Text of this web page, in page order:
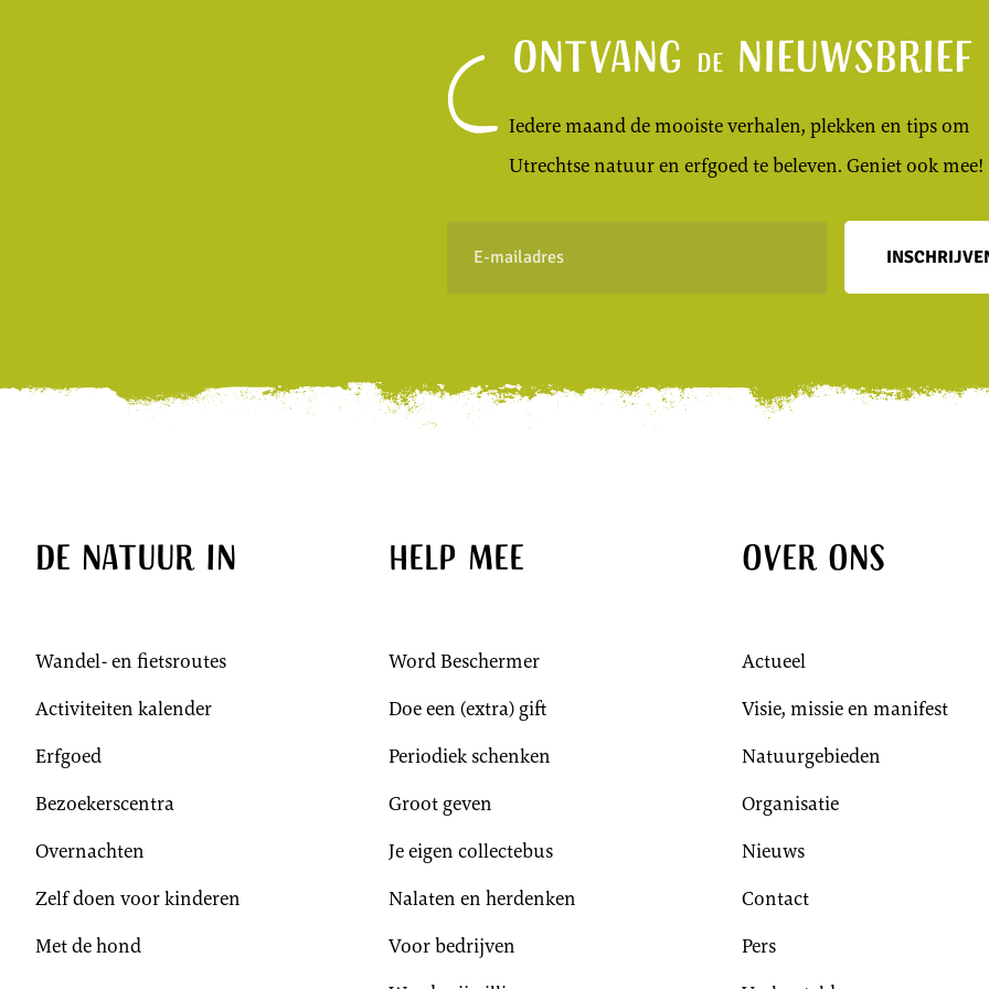
Ontvang denieuwsbrief
Iedere maand de mooiste verhalen, plekken en tips om
Utrechtse natuur en erfgoed te beleven. Geniet ook mee!
mailadres
De natuur in
Wandel- en fietsroutes
Activiteiten kalender
Erfgoed
Bezoekerscentra
Overnachten
Zelf doen voor kinderen
Met de hond
Help mee
Word Beschermer
Doe een (extra) gift
Periodiek schenken
Groot geven
Je eigen collectebus
Nalaten en herdenken
Voor bedrijven
Over ons
Actueel
Visie, missie en manifest
Natuurgebieden
Organisatie
Nieuws
Contact
Pers